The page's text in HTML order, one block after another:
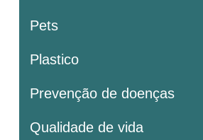
Pets
Plastico
Prevenção de doenças
Qualidade de vida